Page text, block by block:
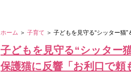
ホーム ＞ 子育て ＞ 子どもを見守る“シッター
子どもを見守る“シッター
保護猫に反響「お利口で